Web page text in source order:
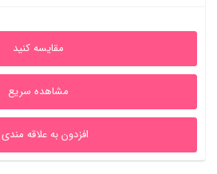
14,250,000ریال
1,235,000ریال
مقایسه کنید
مشاهده سریع
افزدون به علاقه